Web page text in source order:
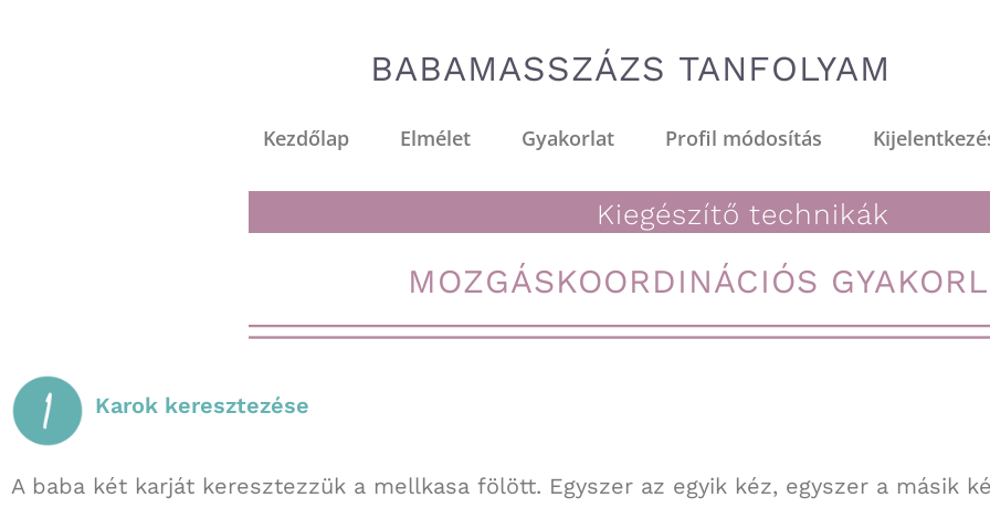
BABAMASSZÁZS TANFOLYAM
Kezdőlap Elmélet Gyakorlat Profil módosítás
Kiegészítő technikák
MOZGÁSKOORDINÁCIÓS
Karok keresztezése
A baba két karját keresztezzük a mellkasa fölött. Egyszer az egyik kéz, egyszer a másik